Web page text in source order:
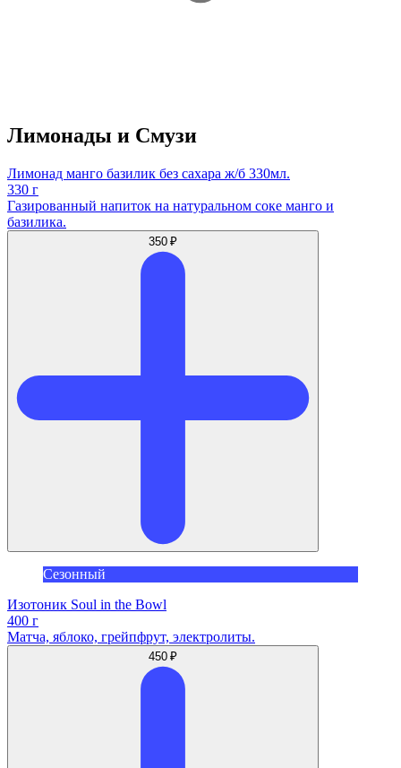
Лимонады и Смузи
Лимонад манго базилик без сахара ж/б 330мл.
330 г
Газированный напиток на натуральном соке манго и
базилика.
350 ₽
Сезонный
Изотоник Soul in the Bowl
400 г
Матча, яблоко, грейпфрут, электролиты.
450 ₽